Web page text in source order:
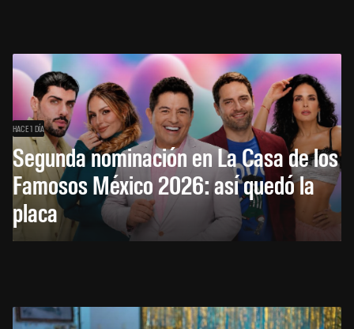
HACE 1 DÍA
Segunda nominación en La Casa de los
Famosos México 2026: así quedó la
placa